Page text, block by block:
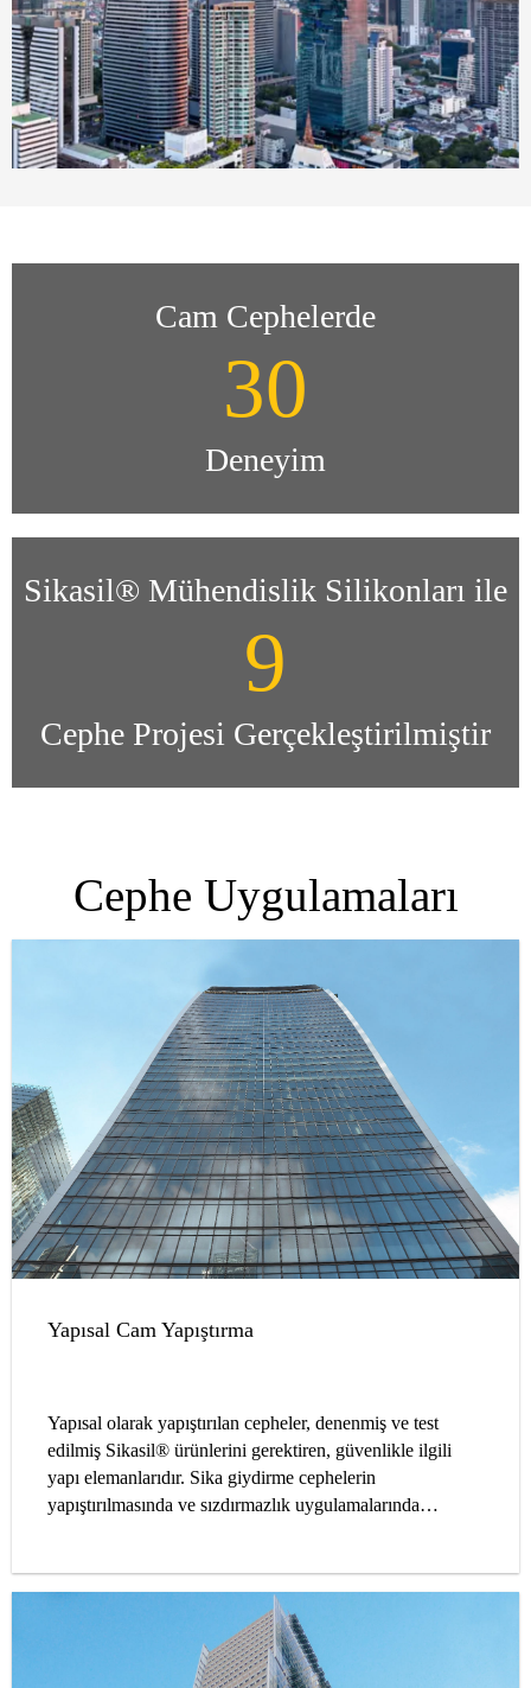
Cam Cephelerde
30
Deneyim
Sikasil® Mühendislik Silikonları ile
9
Cephe Projesi Gerçekleştirilmiştir
Cephe Uygulamaları
Yapısal Cam Yapıştırma
Yapısal olarak yapıştırılan cepheler, denenmiş ve test
edilmiş Sikasil® ürünlerini gerektiren, güvenlikle ilgili
yapı elemanlarıdır. Sika giydirme cephelerin
yapıştırılmasında ve sızdırmazlık uygulamalarında